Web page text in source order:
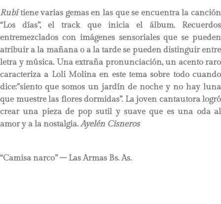
Rubítiene varias gemas en las que se encuentra la canción
“Los días”, el track que inicia el álbum. Recuerdos
entremezclados con imágenes sensoriales que se pueden
atribuir a la mañana o a la tarde se pueden distinguir entre
letra y música. Una extraña pronunciación, un acento raro
caracteriza a Loli Molina en este tema sobre todo cuando
dice:”siento que somos un jardín de noche y no hay luna
que muestre las flores dormidas”. La joven cantautora logró
crear una pieza de pop sutil y suave que es una oda al
amor y a la nostalgia.Ayelén Cisneros
“Camisa narco” – Las Armas Bs. As.